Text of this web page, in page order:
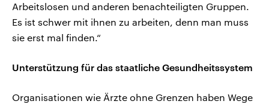
Arbeitslosen und anderen benachteiligten Gruppen.
Es ist schwer mit ihnen zu arbeiten, denn man muss
sie erst mal finden.“
Unterstützung für das staatliche Gesundheitssystem
Organisationen wie Ärzte ohne Grenzen haben Wege